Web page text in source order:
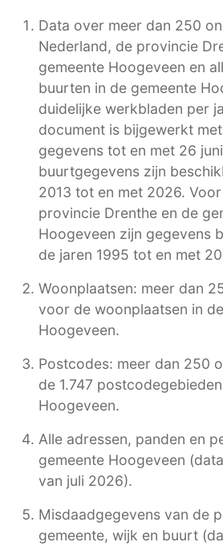
Data over meer dan 250
Nederland, de provincie
gemeente Hoogeveen en
buurten in de gemeente
duidelijke werkbladen per
document is bijgewerkt
gegevens tot en met 26
buurtgegevens zijn
2013 tot en met 2026.
provincie Drenthe en de
Hoogeveen zijn gegevens
de jaren 1995 tot en met
Woonplaatsen: meer dan
voor de woonplaatsen in
Hoogeveen.
Postcodes: meer dan 250
de 1.747
Hoogeveen.
Alle adressen, panden en
gemeente Hoogeveen
van juli 2026).
Misdaadgegevens van de
gemeente, wijk en buurt